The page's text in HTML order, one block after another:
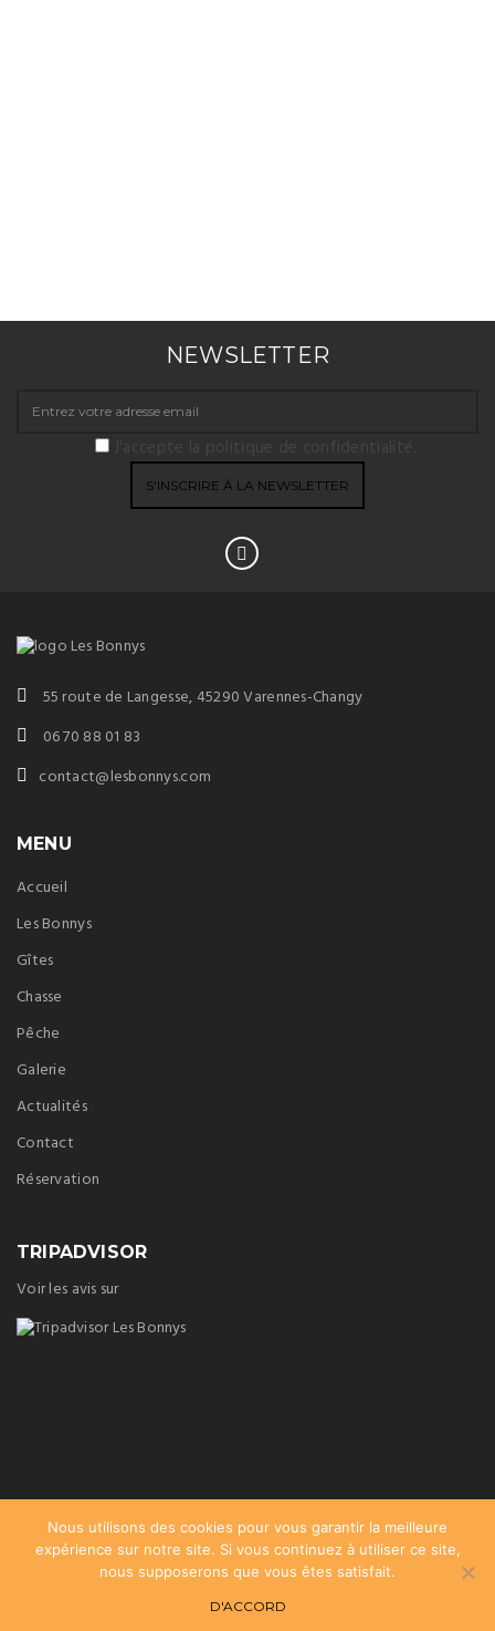
NEWSLETTER
J'accepte la politique de confidentialité.
55 route de Langesse, 45290 Varennes-Changy
06 70 88 01 83
contact@lesbonnys.com
MENU
Accueil
Les Bonnys
Gîtes
Chasse
Pêche
Galerie
Actualités
Contact
Réservation
TRIPADVISOR
Voir les avis sur
Nous utilisons des cookies pour vous garantir la meilleure
expérience sur notre site. Si vous continuez à utiliser ce site,
nous supposerons que vous êtes satisfait.
D'ACCORD